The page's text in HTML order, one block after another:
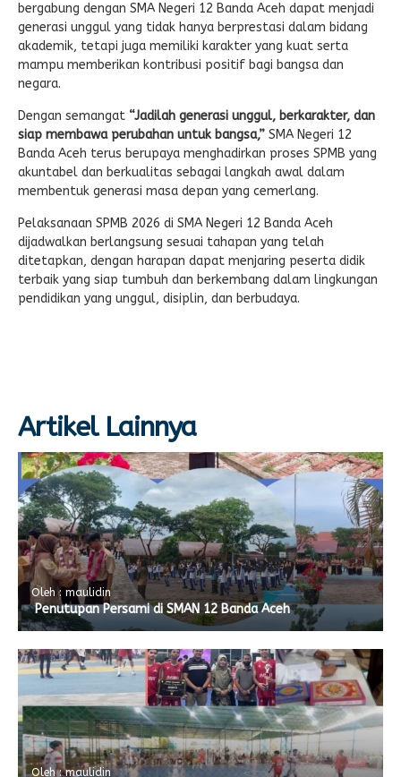
bergabung dengan SMA Negeri 12 Banda Aceh dapat menjadi
generasi unggul yang tidak hanya berprestasi dalam bidang
akademik, tetapi juga memiliki karakter yang kuat serta
mampu memberikan kontribusi positif bagi bangsa dan
negara.
Dengan semangat “Jadilah generasi unggul, berkarakter, dan
siap membawa perubahan untuk bangsa,” SMA Negeri 12
Banda Aceh terus berupaya menghadirkan proses SPMB yang
akuntabel dan berkualitas sebagai langkah awal dalam
membentuk generasi masa depan yang cemerlang.
Pelaksanaan SPMB 2026 di SMA Negeri 12 Banda Aceh
dijadwalkan berlangsung sesuai tahapan yang telah
ditetapkan, dengan harapan dapat menjaring peserta didik
terbaik yang siap tumbuh dan berkembang dalam lingkungan
pendidikan yang unggul, disiplin, dan berbudaya.
Artikel Lainnya
Oleh : maulidin
Penutupan Persami di SMAN 12 Banda Aceh
Oleh : maulidin